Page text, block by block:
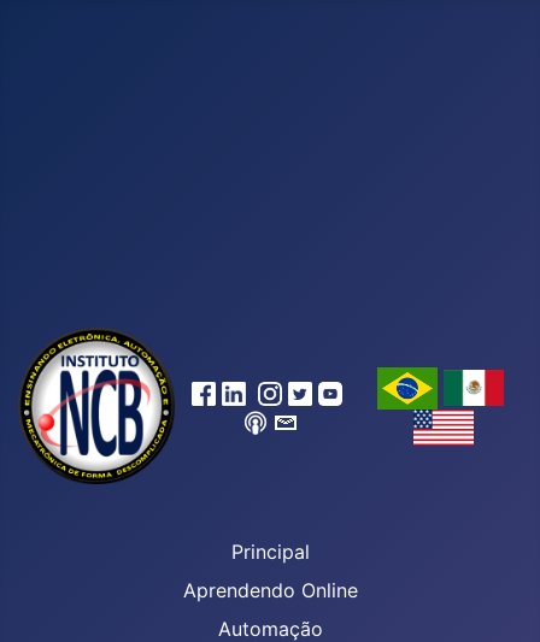
Principal
Aprendendo Online
Automação